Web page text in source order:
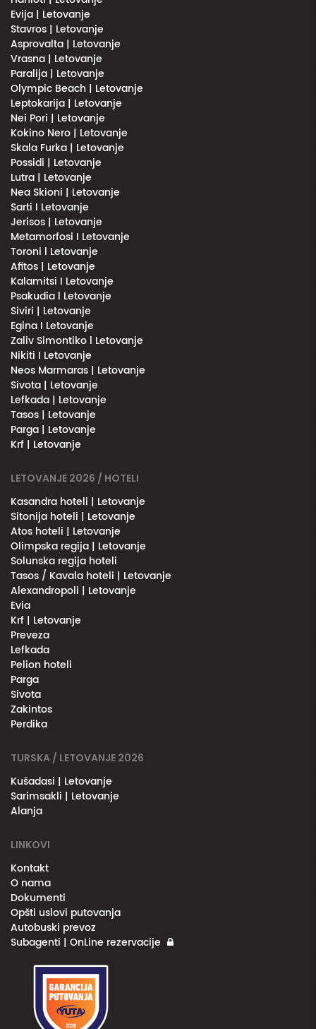
Evija | Letovanje
Stavros | Letovanje
Asprovalta | Letovanje
Vrasna | Letovanje
Paralija | Letovanje
Olympic Beach | Letovanje
Leptokarija | Letovanje
Nei Pori | Letovanje
Kokino Nero | Letovanje
Skala Furka | Letovanje
Possidi | Letovanje
Lutra | Letovanje
Nea Skioni | Letovanje
Sarti I Letovanje
Jerisos | Letovanje
Metamorfosi I Letovanje
Toroni l Letovanje
Afitos | Letovanje
Kalamitsi I Letovanje
Psakudia l Letovanje
Siviri | Letovanje
Egina I Letovanje
Zaliv Simontiko l Letovanje
Nikiti I Letovanje
Neos Marmaras | Letovanje
Sivota | Letovanje
Lefkada | Letovanje
Tasos | Letovanje
Parga | Letovanje
Krf | Letovanje
LETOVANJE 2026 / HOTELI
Kasandra hoteli | Letovanje
Sitonija hoteli | Letovanje
Atos hoteli | Letovanje
Olimpska regija | Letovanje
Solunska regija hoteli
Tasos / Kavala hoteli | Letovanje
Alexandropoli | Letovanje
Evia
Krf | Letovanje
Preveza
Lefkada
Pelion hoteli
Parga
Sivota
Zakintos
Perdika
TURSKA / LETOVANJE 2026
Kušadasi | Letovanje
Sarimsakli | Letovanje
Alanja
LINKOVI
Kontakt
O nama
Dokumenti
Opšti uslovi putovanja
Autobuski prevoz
Subagenti | OnLine rezervacije